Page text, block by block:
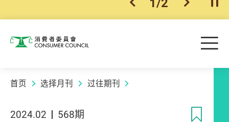
开
消费者委员会 目
首页 选择月刊 过往期刊
2024.02 568期